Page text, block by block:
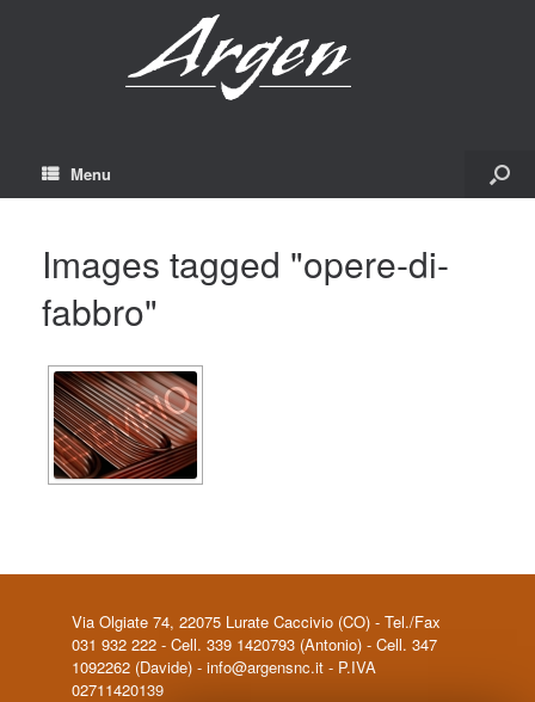
Menu
Images tagged "opere-di-
fabbro"
Via Olgiate 74, 22075 Lurate Caccivio (CO) - Tel./Fax
031 932 222 - Cell. 339 1420793 (Antonio) - Cell. 347
1092262 (Davide) - info@argensnc.it - P.IVA
02711420139